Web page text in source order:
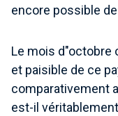
encore possible
Le mois d"octobre
et paisible de ce
comparativement
est-il